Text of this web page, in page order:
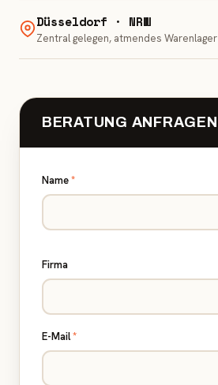
Düsseldorf · NRW
Zentral gelegen, atmendes Warenlager
BERATUNG ANFRAGEN
Name*
Firma
E-Mail*